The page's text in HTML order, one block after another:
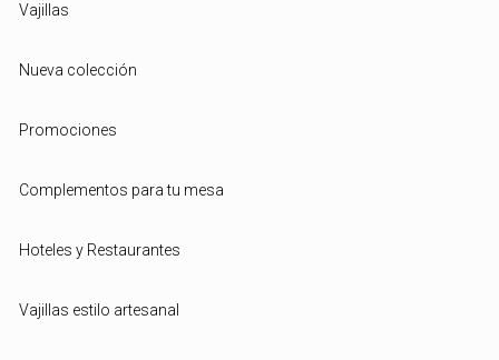
Vajillas
Nueva colección
Promociones
Complementos para tu mesa
Hoteles y Restaurantes
Vajillas estilo artesanal